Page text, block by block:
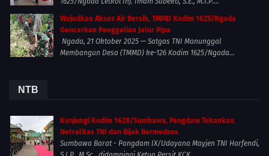
Wujudkan Akses Air Bersih, TMMD Kodim 1625/Ngada
Gencarkan Penggalian Jalur Pipa
Ngada, 21 Oktober 2025 — Satgas TNI Manunggal
Membangun Desa (TMMD) ke-126 Kodim 1625/Ngada...
NTB
Kunjungi Kodim 1628/Sumbawa, Pangdam Tekankan
Netralitas TNI dan Bijak Bermedsos
Sumbawa Barat - Pangdam IX/Udayana Mayjen TNI Harfendi,